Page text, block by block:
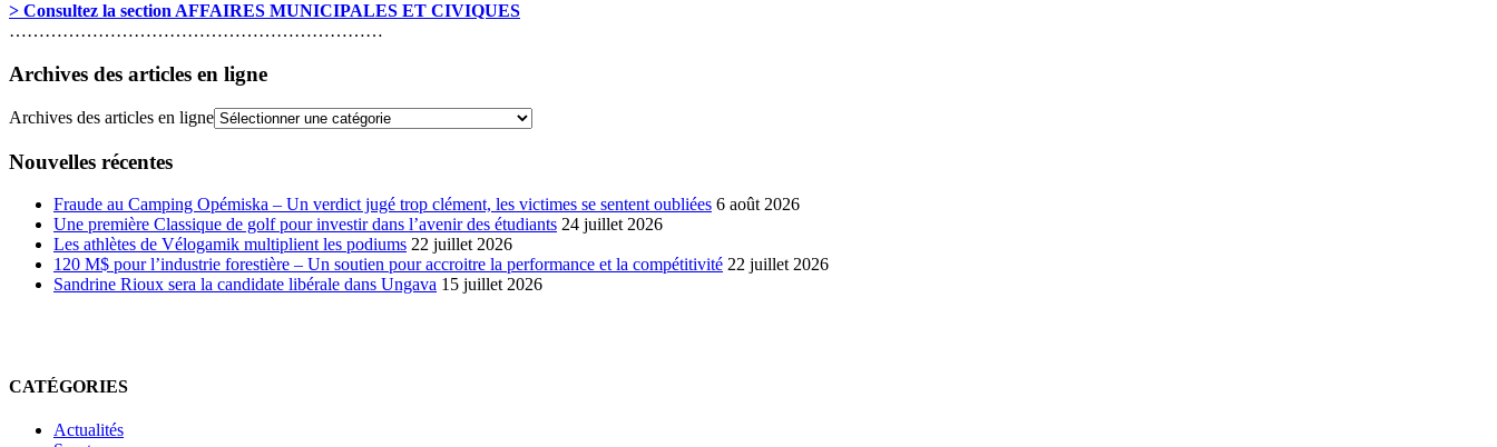
> Consultez la section AFFAIRES MUNICIPALES ET CIVIQUES
………………………………………………………
Archives des articles en ligne
Archives des articles en ligne
Nouvelles récentes
Fraude au Camping Opémiska – Un verdict jugé trop clément, les victimes se sentent oubliées 6 août 2026
Une première Classique de golf pour investir dans l’avenir des étudiants 24 juillet 2026
Les athlètes de Vélogamik multiplient les podiums 22 juillet 2026
120 M$ pour l’industrie forestière – Un soutien pour accroitre la performance et la compétitivité 22 juillet 2026
Sandrine Rioux sera la candidate libérale dans Ungava 15 juillet 2026
CATÉGORIES
Actualités